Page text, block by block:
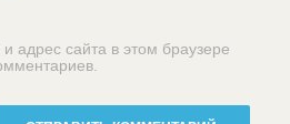
адрес сайта в этом браузере